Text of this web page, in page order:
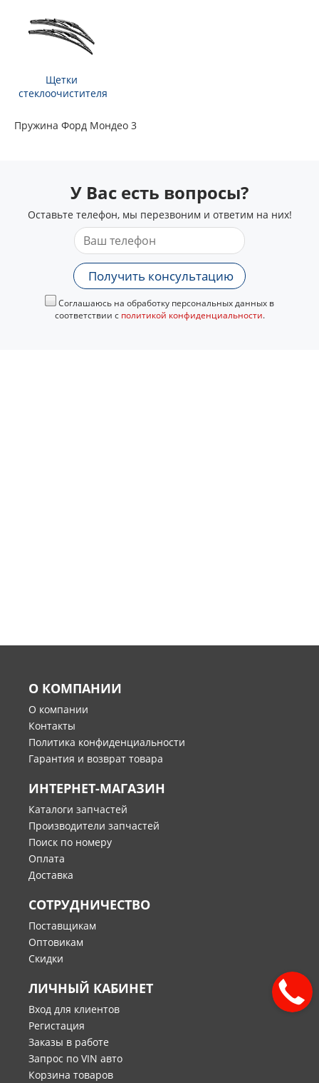
Щетки
стеклоочистителя
Пружина Форд Мондео 3
У Вас есть вопросы?
Оставьте телефон, мы перезвоним и ответим на них!
Получить консультацию
Соглашаюсь на обработку персональных данных в
соответствии с политикой конфиденциальности.
О КОМПАНИИ
О компании
Контакты
Политика конфиденциальности
Гарантия и возврат товара
ИНТЕРНЕТ-МАГАЗИН
Каталоги запчастей
Производители запчастей
Поиск по номеру
Оплата
Доставка
СОТРУДНИЧЕСТВО
Поставщикам
Оптовикам
Скидки
ЛИЧНЫЙ КАБИНЕТ
Вход для клиентов
Регистация
Заказы в работе
Запрос по VIN авто
Корзина товаров